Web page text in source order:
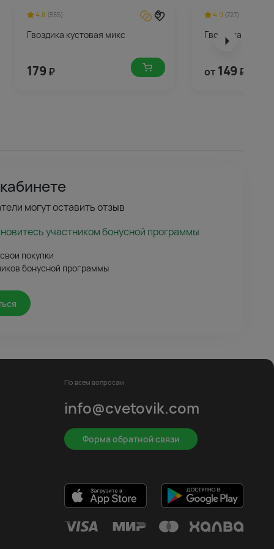
4.8 (555) 9
Гвоздика кустовая микс
179 ₽
4.9 (727)
Гвоздика
от 149 ₽
могут оставить отзыв
участником бонусной программы
покупки
бонусной программы
По всем вопросам
info@cvetovik.com
Форма обратной связи